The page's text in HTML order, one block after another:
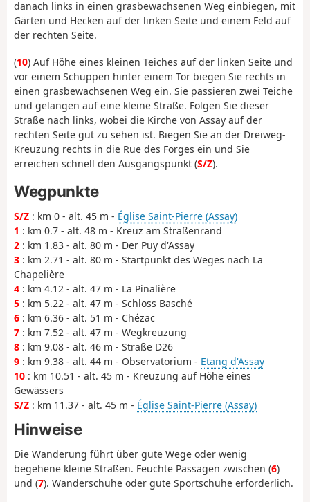
danach links in einen grasbewachsenen Weg einbiegen, mit
Gärten und Hecken auf der linken Seite und einem Feld auf
der rechten Seite.
(10) Auf Höhe eines kleinen Teiches auf der linken Seite und
vor einem Schuppen hinter einem Tor biegen Sie rechts in
einen grasbewachsenen Weg ein. Sie passieren zwei Teiche
und gelangen auf eine kleine Straße. Folgen Sie dieser
Straße nach links, wobei die Kirche von Assay auf der
rechten Seite gut zu sehen ist. Biegen Sie an der Dreiweg-
Kreuzung rechts in die Rue des Forges ein und Sie
erreichen schnell den Ausgangspunkt (S/Z).
Wegpunkte
S/Z : km 0 - alt. 45 m - Église Saint-Pierre (Assay)
1 : km 0.7 - alt. 48 m - Kreuz am Straßenrand
2 : km 1.83 - alt. 80 m - Der Puy d'Assay
3 : km 2.71 - alt. 80 m - Startpunkt des Weges nach La
Chapelière
4 : km 4.12 - alt. 47 m - La Pinalière
5 : km 5.22 - alt. 47 m - Schloss Basché
6 : km 6.36 - alt. 51 m - Chézac
7 : km 7.52 - alt. 47 m - Wegkreuzung
8 : km 9.08 - alt. 46 m - Straße D26
9 : km 9.38 - alt. 44 m - Observatorium - Etang d'Assay
10 : km 10.51 - alt. 45 m - Kreuzung auf Höhe eines
Gewässers
S/Z : km 11.37 - alt. 45 m - Église Saint-Pierre (Assay)
Hinweise
Die Wanderung führt über gute Wege oder wenig
begehene kleine Straßen. Feuchte Passagen zwischen (6)
und (7). Wanderschuhe oder gute Sportschuhe erforderlich.